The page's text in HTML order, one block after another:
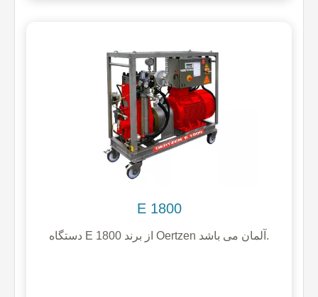
E 1800
دستگاه E 1800 از برند Oertzen آلمان می باشد.